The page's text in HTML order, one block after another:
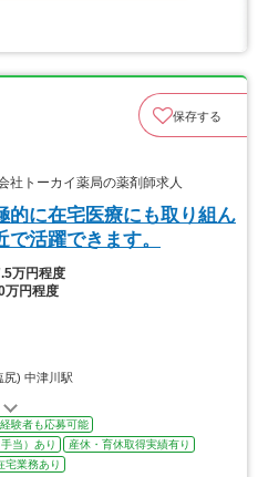
保存する
トーカイ薬局の薬剤師求人
に在宅医療にも取り組ん
活躍できます。
万円程度
万円程度
尻) 中津川駅
験者も応募可能
当）あり
産休・育休取得実績有り
宅業務あり